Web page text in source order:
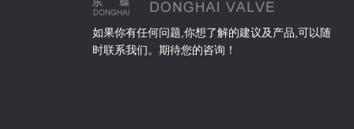
如果你有任何问题,你想了解的建议及产品,可以随
时联系我们。期待您的咨询！